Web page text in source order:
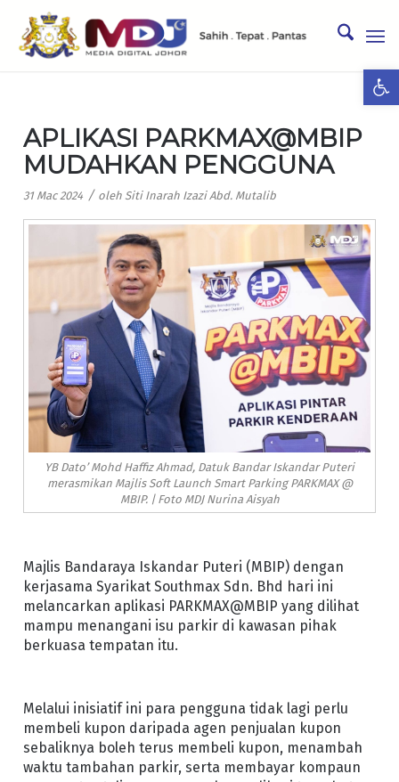
APLIKASI PARKMAX@MBIP
MUDAHKAN PENGGUNA
31 Mac 2024 / oleh Siti Inarah Izazi Abd. Mutalib
YB Dato’ Mohd Haffiz Ahmad, Datuk Bandar Iskandar Puteri
merasmikan Majlis Soft Launch Smart Parking PARKMAX @
MBIP. | Foto MDJ Nurina Aisyah
Majlis Bandaraya Iskandar Puteri (MBIP) dengan
kerjasama Syarikat Southmax Sdn. Bhd hari ini
melancarkan aplikasi PARKMAX@MBIP yang dilihat
mampu menangani isu parkir di kawasan pihak
berkuasa tempatan itu.
Melalui inisiatif ini para pengguna tidak lagi perlu
membeli kupon daripada agen penjualan kupon
sebaliknya boleh terus membeli kupon, menambah
waktu tambahan parkir, serta membayar kompaun